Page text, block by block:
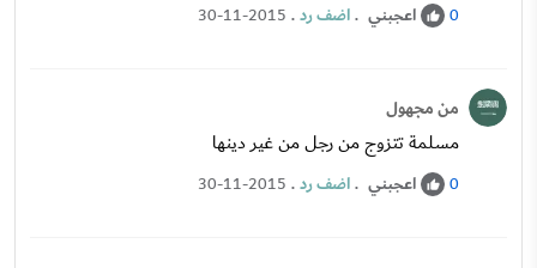
0 اعجبني .اضف رد.
30-11-2015
من مجهول
مسلمة تتزوج من رجل من غير دينها
0 اعجبني .اضف رد.
30-11-2015